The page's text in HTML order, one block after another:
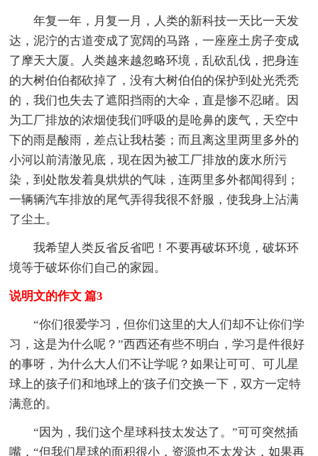
年复一年，月复一月，人类的新科技一天比一天发
达，泥泞的古道变成了宽阔的马路，一座座土房子变成
了摩天大厦。人类越来越忽略环境，乱砍乱伐，把身连
的大树伯伯都砍掉了，没有大树伯伯的保护到处光秃秃
的，我们也失去了遮阳挡雨的大伞，直是惨不忍睹。因
为工厂排放的浓烟使我们呼吸的是呛鼻的废气，天空中
下的雨是酸雨，差点让我枯萎；而且离这里两里多外的
小河以前清澈见底，现在因为被工厂排放的废水所污
染，到处散发着臭烘烘的气味，连两里多外都闻得到；
一辆辆汽车排放的尾气弄得我很不舒服，使我身上沾满
了尘土。
我希望人类反省反省吧！不要再破坏环境，破坏环
境等于破坏你们自己的家园。
说明文的作文 篇3
“你们很爱学习，但你们这里的大人们却不让你们学
习，这是为什么呢？”西西还有些不明白，学习是件很好
的事呀，为什么大人们不让学呢？如果让可可、可儿星
球上的孩子们和地球上的'孩子们交换一下，双方一定特
满意的。
“因为，我们这个星球科技太发达了。”可可突然插
嘴，“但我们星球的面积很小，资源也不太发达，如果再